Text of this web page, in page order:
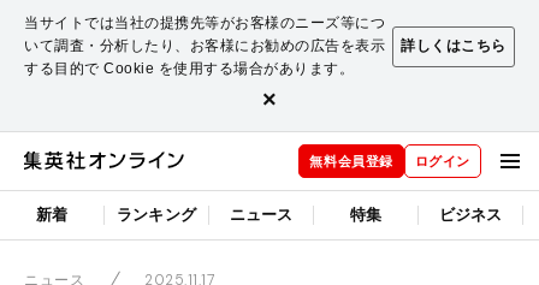
当サイトでは当社の提携先等がお客様のニーズ等につ
いて調査・分析したり、お客様にお勧めの広告を表示
する目的で Cookie を使用する場合があります。
詳しくはこちら
×
無料会員登録 ログイン
新着 ランキング ニュース 特集 ビジネス
ニュース
2025.11.17